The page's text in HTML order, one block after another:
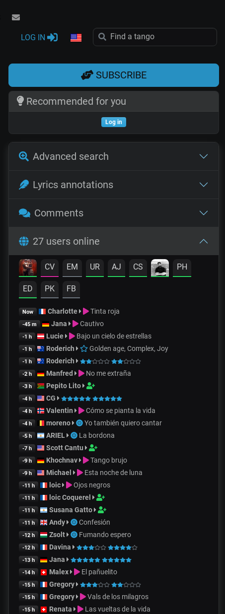
LOG IN
SUBSCRIBE
Recommended for you
Log in
Advanced search
Lyrics annotations
Comments
27 users online
CV EM UR AJ CS PH
ED PK FB
Now Charlotte Tinta roja
-45 m Jana Cautivo
-1 h Lucie Bajo un cielo de estrellas
-1 h Roderich Golden age, Complex, Joy
-1 h Roderich
-2 h Manfred No me extraña
-3 h Pepito Lito
-4 h CG
-4 h Valentin Cómo se pianta la vida
-4 h moreno Yo también quiero cantar
-5 h ARIEL La bordona
-7 h Scott Cantu
-9 h Khochnav Tango brujo
-9 h Michael Esta noche de luna
-11 h loic Ojos negros
-11 h loic Coquerel
-11 h Susana Gatto
-11 h Andy Confesión
-12 h Zsolt Fumando espero
-12 h Davina
-13 h Jana
-14 h Malex El pañuelito
-15 h Gregory
-15 h Gregory Vals de los milagros
-15 h Renata Las vueltas de la vida